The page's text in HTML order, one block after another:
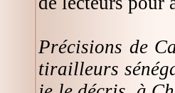
Précisions de
tirailleurs